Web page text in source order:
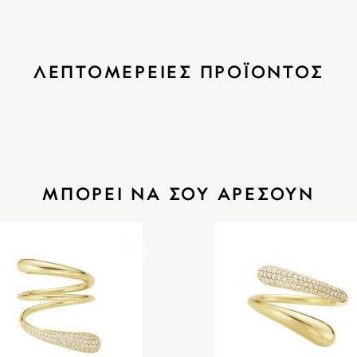
ΛΕΠΤΟΜΕΡΕΙΕΣ ΠΡΟΪΟΝΤΟΣ
ΜΠΟΡΕΙ ΝΑ ΣΟΥ ΑΡΕΣΟΥΝ